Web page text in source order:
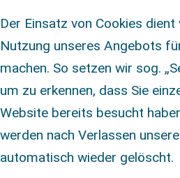
Der Einsatz von Cookies
Nutzung unseres Angebots
machen. So setzen wir sog.
um zu erkennen, dass Sie
Website bereits besucht
werden nach Verlassen
automatisch wieder gelöscht.